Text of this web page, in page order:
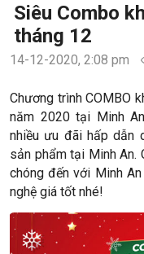
Siêu Combo
tháng 12
14-12-2020, 2:08 pm
Chương trình COMBO
năm 2020 tại Minh
nhiều ưu đãi hấp dẫn
sản phẩm tại Minh An.
chóng đến với Minh
nghệ giá tốt nhé!